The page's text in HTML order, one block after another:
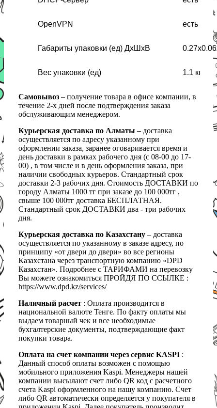
OpenVPN есть
Габариты упаковки (ед) ДхШхВ
Вес упаковки (ед) 1.1 кг
Самовывоз – получение товара в офисе компании, в
течение 2-х дней после подтверждения заказа
обслуживающим менеджером.
Курьерская доставка по Алматы – доставка
осуществляется по адресу указанному при
оформлении заказа, заранее оговаривается время и
день доставки в рамках рабочего дня (с 08-00 до 17-
00) , в том числе и в день оформления заказа, при
наличии свободных курьеров. Стандартный срок
доставки 2-3 рабочих дня. Стоимость ДОСТАВКИ по
городу Алматы 1000 тг при заказе до 100 000тг ,
свыше 100 000тг доставка БЕСПЛАТНАЯ.
Стандартный срок ДОСТАВКИ два - три рабочих
дня.
Курьерская доставка по Казахстану – доставка
осуществляется по указанному в заказе адресу, по
принципу «от двери до двери» во все регионы
Казахстана через транспортную компанию «DPD
Казахстан». Подробнее с ТАРИФАМИ на перевозку
Вы можете ознакомиться ПРОЙДЯ ПО ССЫЛКЕ :
https://www.dpd.kz/services/
Наличный расчет : Оплата производится в
национальной валюте Тенге. По факту оплаты мы
выдаем товарный чек и все необходимые
бухгалтерские документы, подтверждающие факт
покупки товара.
Оплата на счет компании через сервис KASPI :
Данный способ оплаты возможен с помощью
мобильного приложения Kaspi. Менеджеры нашей
компании высылают счет либо QR код с расчетного
счета Kaspi оформленного на нашу компанию. Счет
либо QR автоматически определяется у покупателя в